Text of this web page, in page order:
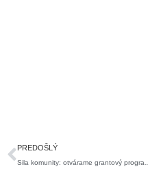
Prev
PREDOŠLÝ